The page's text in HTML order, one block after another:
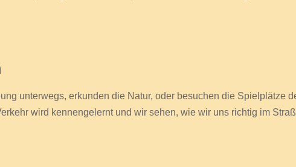
unterwegs, erkunden die Natur, oder besuchen die Spielplätze
wird kennengelernt und wir sehen, wie wir uns richtig im